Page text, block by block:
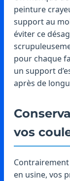
peinture
support au
éviter ce
pour chaque
un support
après de
vos
en usine, vos